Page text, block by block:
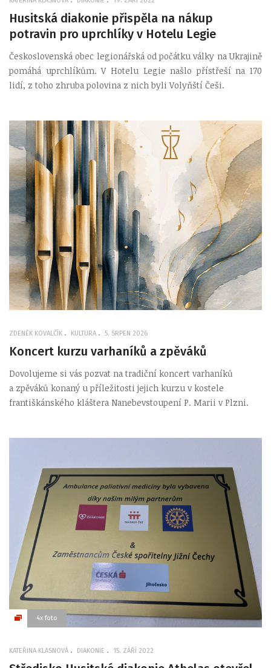
Husitská diakonie přispěla na nákup
potravin pro uprchlíky v Hotelu Legie
Československá obec legionářská od počátku války na Ukrajině
pomáhá uprchlíkům. V Hotelu Legie našlo přístřeší na 170
lidí, z toho zhruba polovina z nich byli Volyňští Češi.
ZDENĚK KOVALČÍK KULTURA 5. SRPEN 2026
Koncert kurzu varhaníků a zpěváků
Dovolujeme si vás pozvat na tradiční koncert varhaníků
a zpěváků konaný u příležitosti jejich kurzu v kostele
františkánského kláštera Nanebevstoupení P. Marii v Plzni.
4x foto
KATEŘINA KLASNOVÁ DIAKONIE 15. ZÁŘÍ 2022